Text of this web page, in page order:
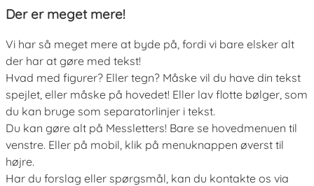
Der er meget mere!
Vi har så meget mere at byde på, fordi vi bare elsker alt
der har at gøre med tekst!
Hvad med figurer? Eller tegn? Måske vil du have din tekst
spejlet, eller måske på hovedet! Eller lav flotte bølger, som
du kan bruge som separatorlinjer i tekst.
Du kan gøre alt på Messletters! Bare se hovedmenuen til
venstre. Eller på mobil, klik på menuknappen øverst til
højre.
Har du forslag eller spørgsmål, kan du kontakte os via